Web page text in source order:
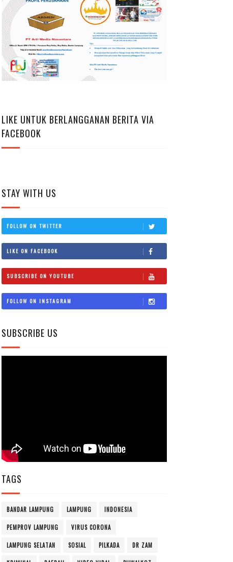
LIKE UNTUK BERLANGGANAN BERITA VIA
FACEBOOK
STAY WITH US
FOLLOW ON TWITTER
LIKE ON FACEBOOK
SUBSCRIBE ON YOUTUBE
FOLLOW ON INSTAGRAM
SUBSCRIBE US
TAGS
BANDAR LAMPUNG LAMPUNG INDONESIA
PEMPROV LAMPUNG VIRUS CORONA
LAMPUNG SELATAN SOSIAL PILKADA DR ZAM